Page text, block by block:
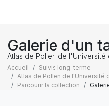
Galerie d'un
Atlas de Pollen de l'Université
Accueil
Suivis long-terme
Atlas de Pollen de l'Université
Parcourir la collection